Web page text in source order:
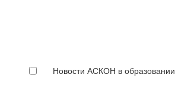
Новости АСКОН в образовании